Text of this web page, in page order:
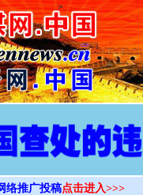
>
络推广投稿点击进入>>>